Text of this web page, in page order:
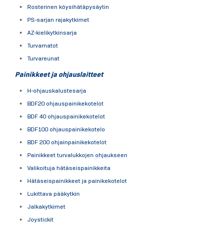
Rosterinen köysihätäpysäytin
PS-sarjan rajakytkimet
AZ-kielikytkinsarja
Turvamatot
Turvareunat
Painikkeet ja ohjauslaitteet
H-ohjauskalustesarja
BDF20 ohjauspainikekotelot
BDF 40 ohjauspainikekotelot
BDF100 ohjauspainikekotelo
BDF 200 ohjainpainikekotelot
Painikkeet turvalukkojen ohjaukseen
Valikoituja hätäseispainikkeita
Hätäseispainikkeet ja painikekotelot
Lukittava pääkytkin
Jalkakytkimet
Joystickit